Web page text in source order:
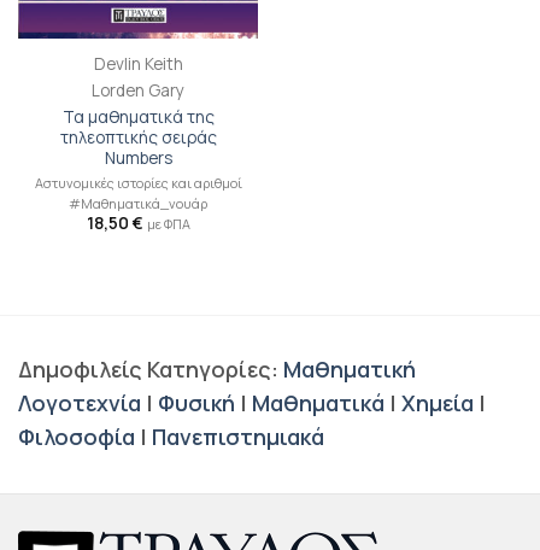
Devlin Keith
Lorden Gary
Τα μαθηματικά της
τηλεοπτικής σειράς
Numbers
Αστυνομικές ιστορίες και αριθμοί
#Μαθηματικά_νουάρ
18,50 € με ΦΠΑ
Δημοφιλείς Κατηγορίες: Μαθηματική
Λογοτεχνία | Φυσική | Μαθηματικά | Χημεία |
Φιλοσοφία | Πανεπιστημιακά